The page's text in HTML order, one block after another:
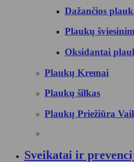
Dažančios
Plaukų
Oksidantai
Plaukų Kremai
Plaukų šilkas
Plaukų Priežiūra
Sveikatai ir